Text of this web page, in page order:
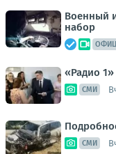
Военный
набор
«Радио
СМИ
СМИ